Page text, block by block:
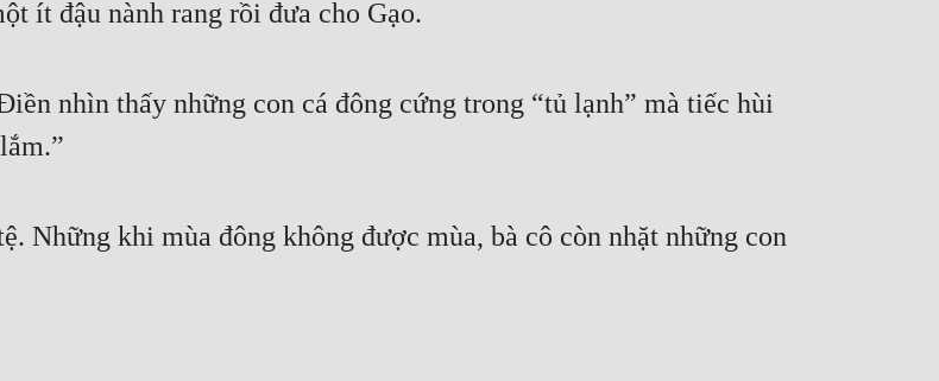
ít đậu nành rang rồi đưa cho Gạo.
nhìn thấy những con cá đông cứng trong “tủ lạnh” mà tiếc hùi
Những khi mùa đông không được mùa, bà cô còn nhặt những con